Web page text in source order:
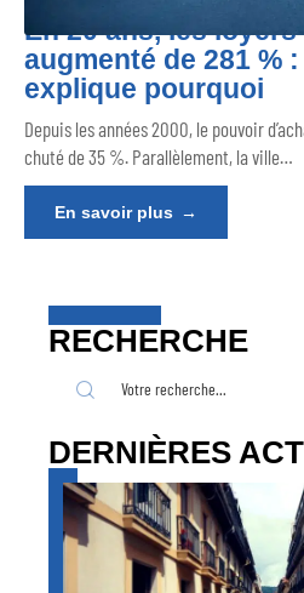
En 20 ans, les
augmenté de 281 %
explique pourquoi
Depuis les années 2000, le pouvoir
chuté de 35 %. Parallèlement, la ville…
En savoir plus
RECHERCHE
DERNIÈRES